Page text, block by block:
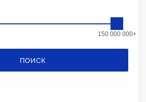
150 000 000+
ПОИСК